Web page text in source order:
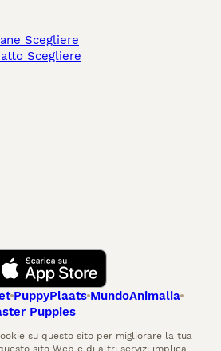
Scegliere
Scegliere
PuppyPlaats MundoAnimalia
Puppies
su questo sito per migliorare la tua
sito Web e di altri servizi implica